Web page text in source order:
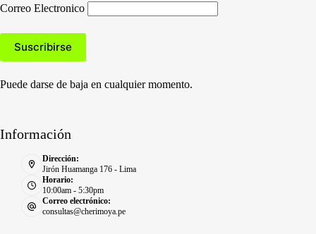
Correo Electronico
Puede darse de baja en cualquier momento.
Información
Dirección:
Jirón Huamanga 176 - Lima
Horario:
10:00am - 5:30pm
Correo electrónico:
consultas@cherimoya.pe